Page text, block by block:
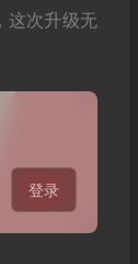
这次升级无
登录